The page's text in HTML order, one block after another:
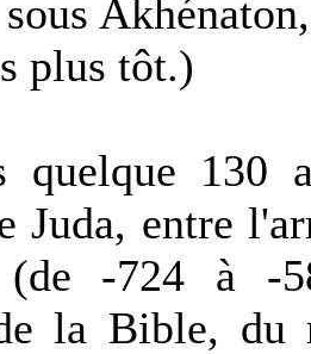
plus tôt.)
quelque 130
Juda, entre
(de -724 à -
la Bible, du